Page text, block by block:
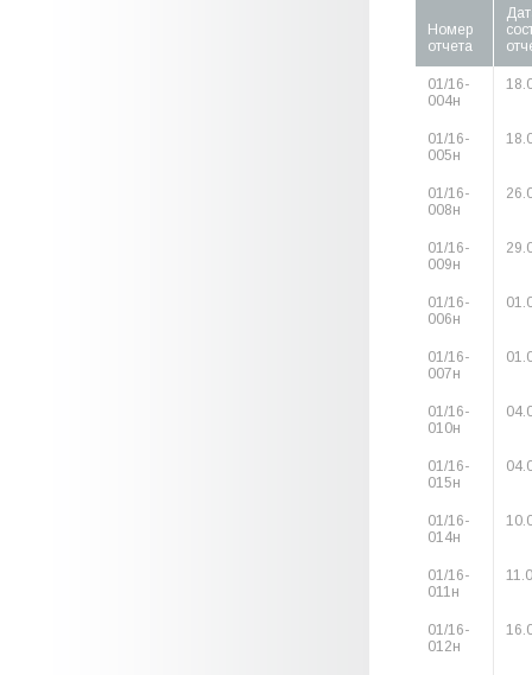
Номер
отчета
01/16-
004н
01/16-
005н
01/16-
008н
01/16-
009н
01/16-
006н
01/16-
007н
01/16-
010н
01/16-
015н
01/16-
014н
01/16-
011н
01/16-
012н